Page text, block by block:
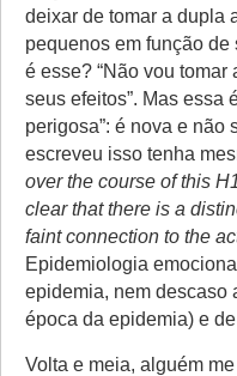
deixar de tomar a dupla
pequenos em função
é esse? “Não vou
seus efeitos”. Mas essa
perigosa”: é nova e não
escreveu isso tenha
over the course of this
clear that there is a
faint connection to the
Epidemiologia
epidemia, nem descaso
época da epidemia) e de
Volta e meia, alguém